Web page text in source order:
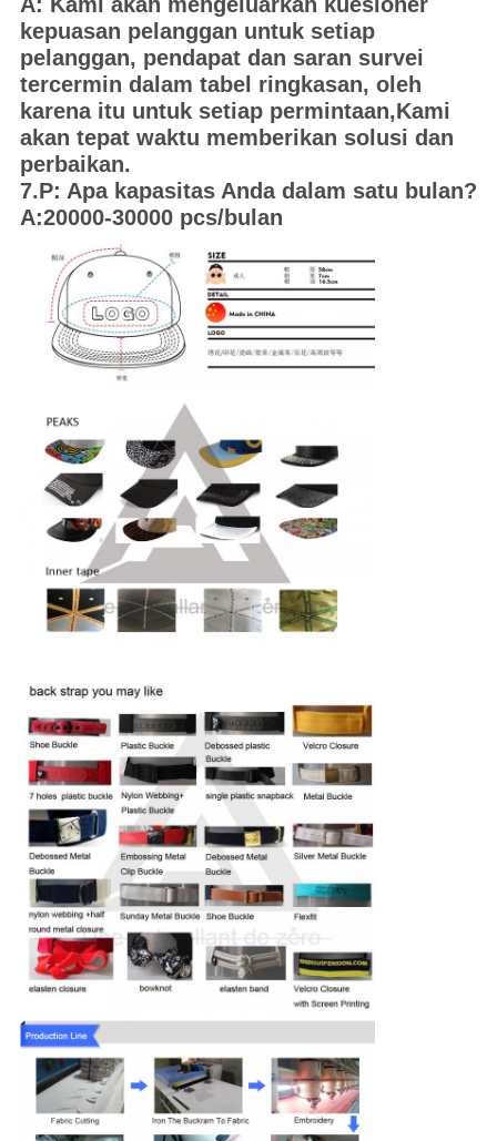
A: Kami akan mengeluarkan kuesioner
kepuasan pelanggan untuk setiap
pelanggan, pendapat dan saran survei
tercermin dalam tabel ringkasan, oleh
karena itu untuk setiap permintaan,Kami
akan tepat waktu memberikan solusi dan
perbaikan.
7.P: Apa kapasitas Anda dalam satu bulan?
A:20000-30000 pcs/bulan